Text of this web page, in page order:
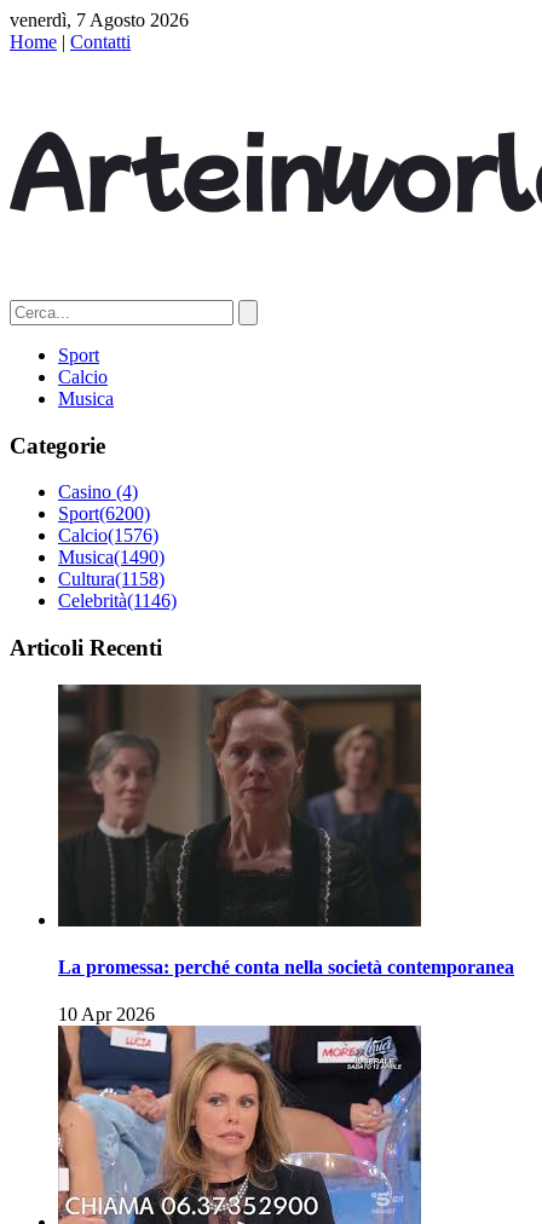
venerdì, 7 Agosto 2026
Home | Contatti
Sport
Calcio
Musica
Categorie
Casino (4)
Sport(6200)
Calcio(1576)
Musica(1490)
Cultura(1158)
Celebrità(1146)
Articoli Recenti
La promessa: perché conta nella società contemporanea
10 Apr 2026